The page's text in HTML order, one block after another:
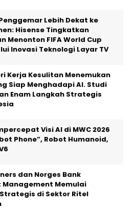
Lebih Dekat ke
Hisense Tingkatkan
Menonton FIFA World Cup
Inovasi Teknologi Layar TV
Kerja Kesulitan Menemukan
Siap Menghadapi AI. Studi
Enam Langkah Strategis
Visi AI di MWC 2026
Phone”, Robot Humanoid,
dan Norges Bank
Memulai
di Sektor Ritel